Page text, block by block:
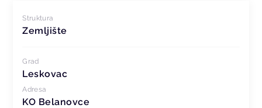
Struktura
Zemljište
Grad
Leskovac
Adresa
KO Belanovce